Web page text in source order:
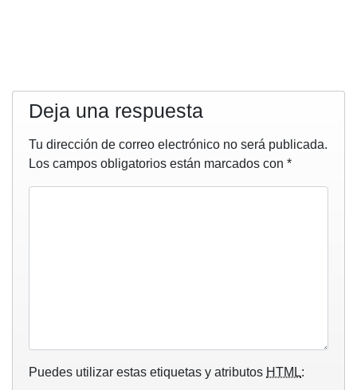
Deja una respuesta
Tu dirección de correo electrónico no será publicada.
Los campos obligatorios están marcados con *
Puedes utilizar estas etiquetas y atributos HTML: